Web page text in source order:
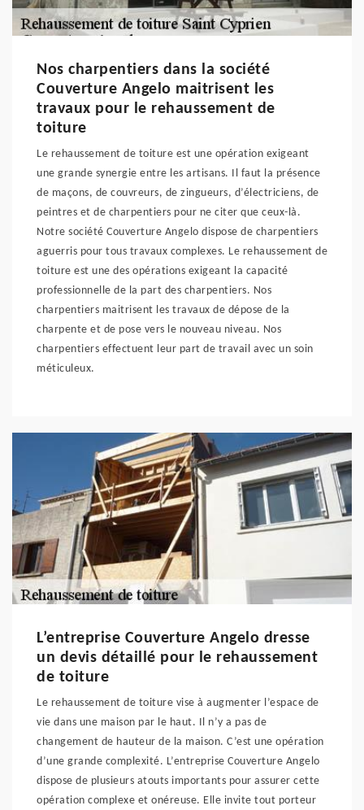
Nos charpentiers dans la société
Couverture Angelo maitrisent les
travaux pour le rehaussement de
toiture
Le rehaussement de toiture est une opération exigeant
une grande synergie entre les artisans. Il faut la présence
de maçons, de couvreurs, de zingueurs, d’électriciens, de
peintres et de charpentiers pour ne citer que ceux-là.
Notre société Couverture Angelo dispose de charpentiers
aguerris pour tous travaux complexes. Le rehaussement de
toiture est une des opérations exigeant la capacité
professionnelle de la part des charpentiers. Nos
charpentiers maitrisent les travaux de dépose de la
charpente et de pose vers le nouveau niveau. Nos
charpentiers effectuent leur part de travail avec un soin
méticuleux.
L’entreprise Couverture Angelo dresse
un devis détaillé pour le rehaussement
de toiture
Le rehaussement de toiture vise à augmenter l’espace de
vie dans une maison par le haut. Il n’y a pas de
changement de hauteur de la maison. C’est une opération
d’une grande complexité. L’entreprise Couverture Angelo
dispose de plusieurs atouts importants pour assurer cette
opération complexe et onéreuse. Elle invite tout porteur